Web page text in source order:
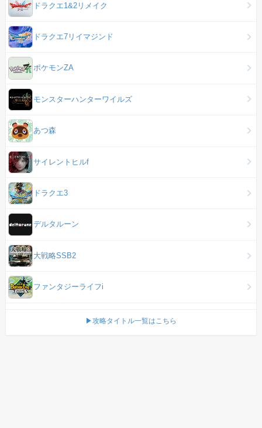
ドラクエ1&2リメイク
ドラクエ7リイマジンド
ポケモンZA
モンスターハンターワイルズ
あつ森
サイレントヒルf
ドラクエ3
デルタルーン
大戦略SSB2
ファンタジーライフi
▶攻略タイトル一覧はこちら